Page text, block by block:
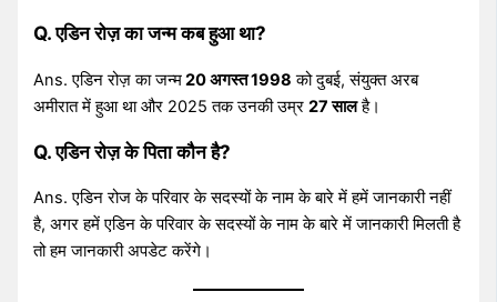
Q. एडिन रोज़ का जन्म कब हुआ था?
Ans. एडिन रोज़ का जन्म20 अगस्त 1998 को दुबई, संयुक्त अरब
अमीरात में हुआ था और 2025 तक उनकी उम्र27 सालहै।
Q. एडिन रोज़ के पिता कौन है?
Ans. एडिन रोज के परिवार के सदस्यों के नाम के बारे में हमें जानकारी नहीं
है, अगर हमें एडिन के परिवार के सदस्यों के नाम के बारे में जानकारी मिलती है
तो हम जानकारी अपडेट करेंगे।